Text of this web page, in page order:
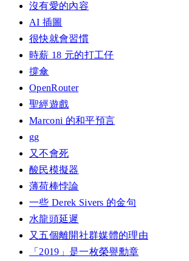
沒有愛的內容
AI 插圖
很快就會習慣
時薪 18 元的打工仔
撐傘
OpenRouter
聖經遊戲
Marconi 的和平預言
gg
又不會死
酸民模擬器
薄荷棒悖論
一些 Derek Sivers 的金句
水龍頭延遲
又五個離開社群媒體的理由
「2019」是一枚榮譽勳章